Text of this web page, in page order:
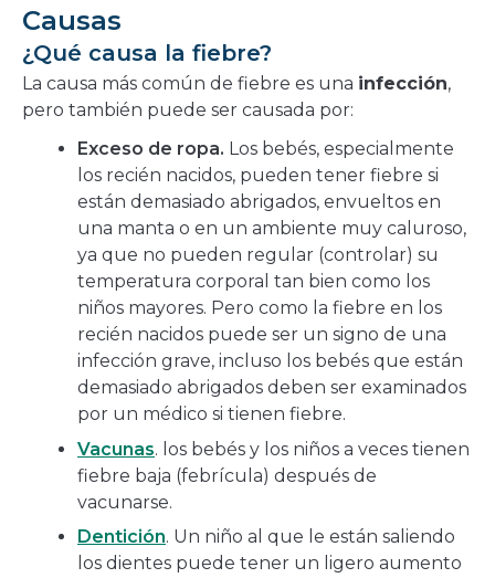
Causas
¿Qué causa la fiebre?
La causa más común de fiebre es una infección,
pero también puede ser causada por:
Exceso de ropa. Los bebés, especialmente
los recién nacidos, pueden tener fiebre si
están demasiado abrigados, envueltos en
una manta o en un ambiente muy caluroso,
ya que no pueden regular (controlar) su
temperatura corporal tan bien como los
niños mayores. Pero como la fiebre en los
recién nacidos puede ser un signo de una
infección grave, incluso los bebés que están
demasiado abrigados deben ser examinados
por un médico si tienen fiebre.
Vacunas. los bebés y los niños a veces tienen
fiebre baja (febrícula) después de
vacunarse.
Dentición. Un niño al que le están saliendo
los dientes puede tener un ligero aumento